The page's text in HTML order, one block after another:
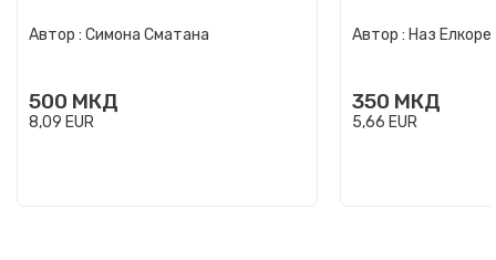
Автор : Симона Сматана
500 МКД
8,09 EUR
Автор : Наз
350 МКД
5,66 EUR